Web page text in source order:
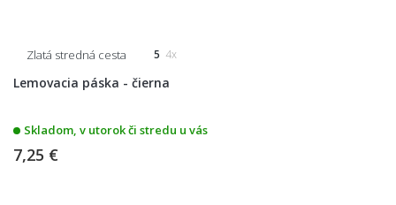
Zlatá stredná cesta 5 4x
Lemovacia páska - čierna
Skladom, v utorok či stredu u vás
7,25 €